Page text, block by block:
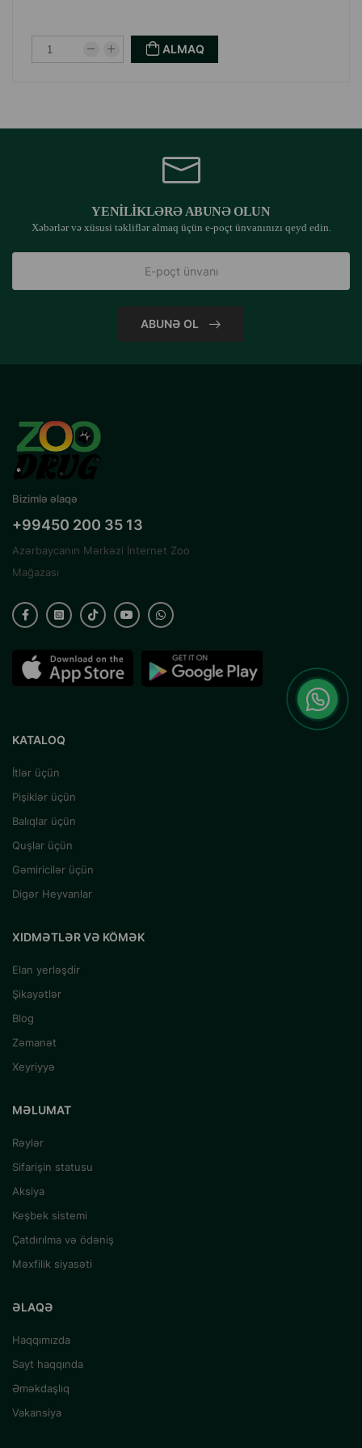
ALMAQ
YENILIKLƏRƏ ABUNƏ OLUN
Xəbərlər və xüsusi təkliflər almaq üçün e-poçt ünvanınızı qeyd edin.
ABUNƏ OL
Bizimlə əlaqə
+99450 200 35 13
Azərbaycanın Mərkəzi İnternet Zoo
Mağazası
KATALOQ
İtlər üçün
Pişiklər üçün
Balıqlar üçün
Quşlar üçün
Gəmiricilər üçün
Digər Heyvanlar
XIDMƏTLƏR VƏ KÖMƏK
Elan yerləşdir
Şikayətlər
Blog
Zəmanət
Xeyriyyə
MƏLUMAT
Rəylər
Sifarişin statusu
Aksiya
Keşbek sistemi
Çatdırılma və ödəniş
Məxfilik siyasəti
ƏLAQƏ
Haqqımızda
Sayt haqqında
Əməkdaşlıq
Vakansiya